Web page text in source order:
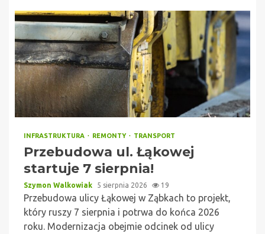
INFRASTRUKTURA REMONTY TRANSPORT
Przebudowa ul. Łąkowej
startuje 7 sierpnia!
Szymon Walkowiak 5 sierpnia 2026 19
Przebudowa ulicy Łąkowej w Ząbkach to projekt,
który ruszy 7 sierpnia i potrwa do końca 2026
roku. Modernizacja obejmie odcinek od ulicy